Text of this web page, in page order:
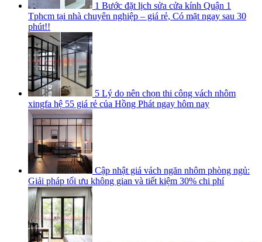
1 Bước đặt lịch sửa cửa kính Quận 1
Tphcm tại nhà chuyên nghiệp – giá rẻ, Có mặt ngay sau 30
phút!!
5 Lý do nên chọn thi công vách nhôm
xingfa hệ 55 giá rẻ của Hồng Phát ngay hôm nay
Cập nhật giá vách ngăn nhôm phòng ngủ:
Giải pháp tối ưu không gian và tiết kiệm 30% chi phí